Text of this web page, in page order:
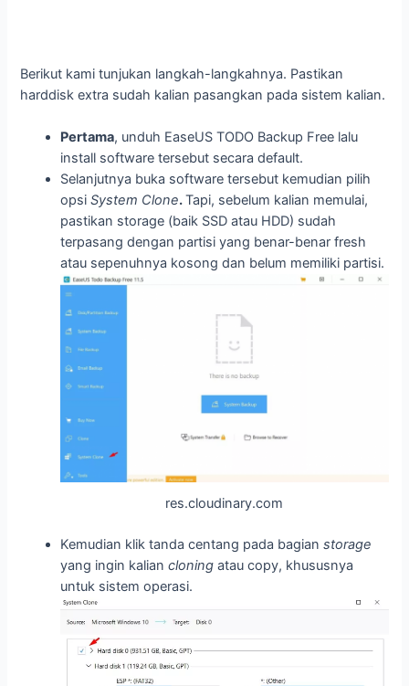
Berikut kami tunjukan langkah-langkahnya. Pastikan
harddisk extra sudah kalian pasangkan pada sistem kalian.
Pertama, unduh EaseUS TODO Backup Free lalu
install software tersebut secara default.
Selanjutnya buka software tersebut kemudian pilih
opsiSystem Clone.Tapi, sebelum kalian memulai,
pastikan storage (baik SSD atau HDD) sudah
terpasang dengan partisi yang benar-benar fresh
atau sepenuhnya kosong dan belum memiliki partisi.
res.cloudinary.com
Kemudian klik tanda centang pada bagianstorage
yang ingin kaliancloning atau copy, khususnya
untuk sistem operasi.